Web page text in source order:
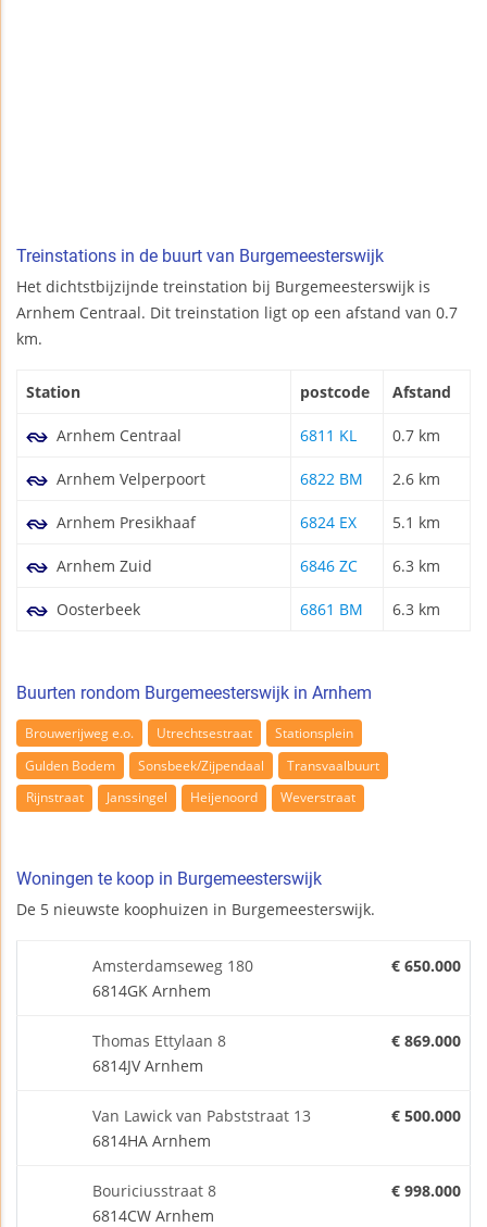
Treinstations in de buurt van Burgemeesterswijk
Het dichtstbijzijnde treinstation bij Burgemeesterswijk is
Arnhem Centraal. Dit treinstation ligt op een afstand van 0.7
km.
Station postcode Afstand
Arnhem Centraal 6811 KL 0.7 km
Arnhem Velperpoort 6822 BM 2.6 km
Arnhem Presikhaaf 6824 EX 5.1 km
Arnhem Zuid 6846 ZC 6.3 km
Oosterbeek 6861 BM 6.3 km
Buurten rondom Burgemeesterswijk in Arnhem
Brouwerijweg e.o. Utrechtsestraat
Stationsplein
Gulden Bodem
Sonsbeek/Zijpendaal
Transvaalbuurt
Rijnstraat
Janssingel Heijenoord Weverstraat
Woningen te koop in Burgemeesterswijk
De 5 nieuwste koophuizen in Burgemeesterswijk.
Amsterdamseweg 180
6814GK Arnhem
€ 650.000
Thomas Ettylaan 8
6814JV Arnhem
€ 869.000
Van Lawick van Pabststraat 13
6814HA Arnhem
€ 500.000
Bouriciusstraat 8
6814CW Arnhem
€ 998.000